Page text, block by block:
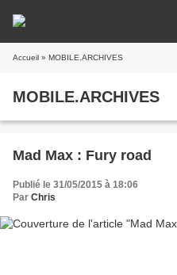
Accueil » MOBILE.ARCHIVES
MOBILE.ARCHIVES
Mad Max : Fury road
Publié le 31/05/2015 à 18:06
Par Chris